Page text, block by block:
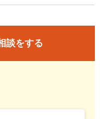
談をする